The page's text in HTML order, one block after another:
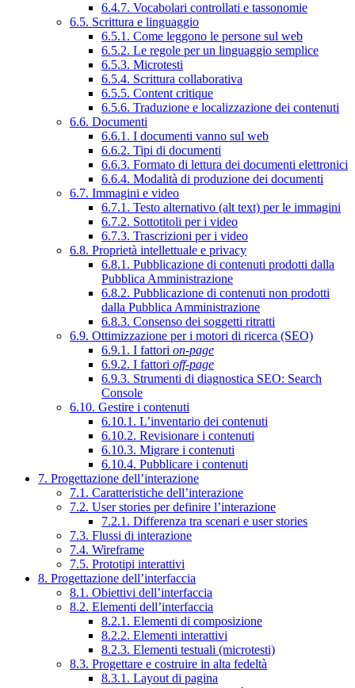
6.4.7. Vocabolari controllati e tassonomie
6.5. Scrittura e linguaggio
6.5.1. Come leggono le persone sul web
6.5.2. Le regole per un linguaggio semplice
6.5.3. Microtesti
6.5.4. Scrittura collaborativa
6.5.5. Content critique
6.5.6. Traduzione e localizzazione dei contenuti
6.6. Documenti
6.6.1. I documenti vanno sul web
6.6.2. Tipi di documenti
6.6.3. Formato di lettura dei documenti elettronici
6.6.4. Modalità di produzione dei documenti
6.7. Immagini e video
6.7.1. Testo alternativo (alt text) per le immagini
6.7.2. Sottotitoli per i video
6.7.3. Trascrizioni per i video
6.8. Proprietà intellettuale e privacy
6.8.1. Pubblicazione di contenuti prodotti dalla
Pubblica Amministrazione
6.8.2. Pubblicazione di contenuti non prodotti
dalla Pubblica Amministrazione
6.8.3. Consenso dei soggetti ritratti
6.9. Ottimizzazione per i motori di ricerca (SEO)
6.9.1. I fattori on-page
6.9.2. I fattori off-page
6.9.3. Strumenti di diagnostica SEO: Search
Console
6.10. Gestire i contenuti
6.10.1. L’inventario dei contenuti
6.10.2. Revisionare i contenuti
6.10.3. Migrare i contenuti
6.10.4. Pubblicare i contenuti
7. Progettazione dell’interazione
7.1. Caratteristiche dell’interazione
7.2. User stories per definire l’interazione
7.2.1. Differenza tra scenari e user stories
7.3. Flussi di interazione
7.4. Wireframe
7.5. Prototipi interattivi
8. Progettazione dell’interfaccia
8.1. Obiettivi dell’interfaccia
8.2. Elementi dell’interfaccia
8.2.1. Elementi di composizione
8.2.2. Elementi interattivi
8.2.3. Elementi testuali (microtesti)
8.3. Progettare e costruire in alta fedeltà
8.3.1. Layout di pagina